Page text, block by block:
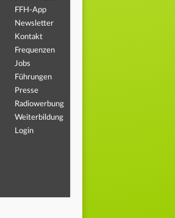
FFH-App
Newsletter
Kontakt
Frequenzen
Jobs
Führungen
Presse
Radiowerbung
Weiterbildung
Login